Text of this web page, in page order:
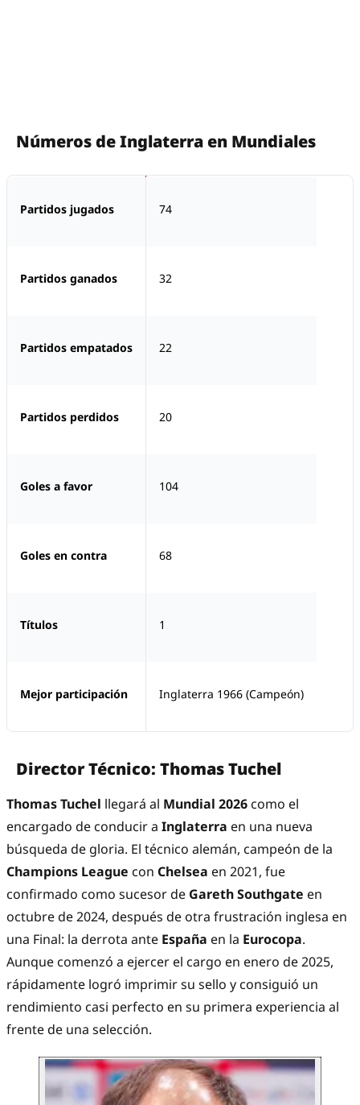
Números de Inglaterra en Mundiales
Partidos jugados 74
Partidos ganados 32
Partidos empatados 22
Partidos perdidos 20
Goles a favor 104
Goles en contra 68
Títulos 1
Mejor participación Inglaterra 1966 (Campeón)
Director Técnico: Thomas Tuchel
Thomas Tuchel llegará al Mundial 2026 como el
encargado de conducir a Inglaterra en una nueva
búsqueda de gloria. El técnico alemán, campeón de la
Champions League con Chelsea en 2021, fue
confirmado como sucesor de Gareth Southgate en
octubre de 2024, después de otra frustración inglesa en
una Final: la derrota ante España en la Eurocopa.
Aunque comenzó a ejercer el cargo en enero de 2025,
rápidamente logró imprimir su sello y consiguió un
rendimiento casi perfecto en su primera experiencia al
frente de una selección.